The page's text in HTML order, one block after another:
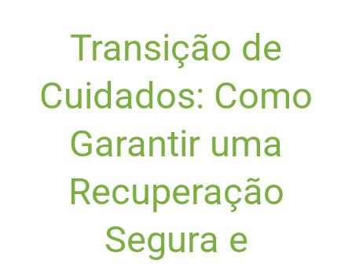
Transição de
Cuidados: Como
Garantir uma
Recuperação
Segura e